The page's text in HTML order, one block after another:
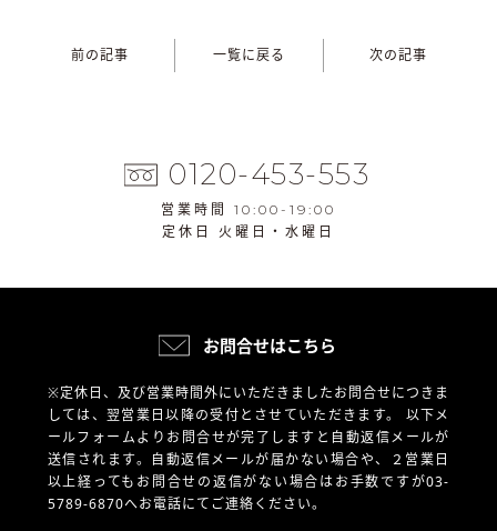
前の記事 一覧に戻る 次の記事
0120-453-553
営業時間 10:00-19:00
定休日 火曜日・水曜日
お問合せはこちら
※定休日、及び営業時間外にいただきましたお問合せにつきま
しては、翌営業日以降の受付とさせていただきます。 以下メ
ールフォームよりお問合せが完了しますと自動返信メールが
送信されます。自動返信メールが届かない場合や、
２営業日
以上経ってもお問合せの返信がない場合はお手数ですが03-
5789-6870へお電話にてご連絡ください。